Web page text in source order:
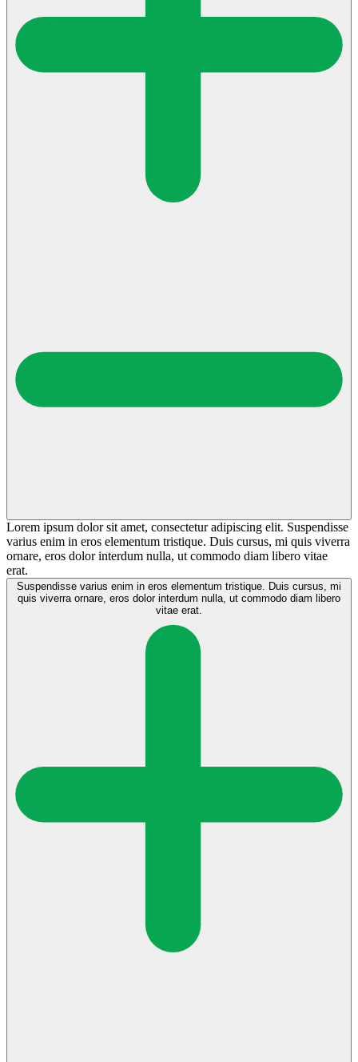
Lorem ipsum dolor sit amet, consectetur adipiscing elit. Suspendisse
varius enim in eros elementum tristique. Duis cursus, mi quis viverra
ornare, eros dolor interdum nulla, ut commodo diam libero vitae
erat.
Suspendisse varius enim in eros elementum tristique. Duis cursus, mi
quis viverra ornare, eros dolor interdum nulla, ut commodo diam libero
vitae erat.